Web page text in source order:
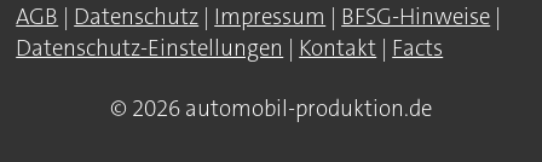
AGB | Datenschutz | Impressum | BFSG-Hinweise |
Datenschutz-Einstellungen | Kontakt | Facts
© 2026 automobil-produktion.de